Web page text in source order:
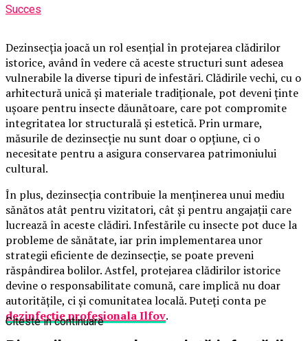
Succes
Dezinsecția joacă un rol esențial în protejarea clădirilor
istorice, având în vedere că aceste structuri sunt adesea
vulnerabile la diverse tipuri de infestări. Clădirile vechi, cu o
arhitectură unică și materiale tradiționale, pot deveni ținte
ușoare pentru insecte dăunătoare, care pot compromite
integritatea lor structurală și estetică. Prin urmare,
măsurile de dezinsecție nu sunt doar o opțiune, ci o
necesitate pentru a asigura conservarea patrimoniului
cultural.
În plus, dezinsecția contribuie la menținerea unui mediu
sănătos atât pentru vizitatori, cât și pentru angajații care
lucrează în aceste clădiri. Infestările cu insecte pot duce la
probleme de sănătate, iar prin implementarea unor
strategii eficiente de dezinsecție, se poate preveni
răspândirea bolilor. Astfel, protejarea clădirilor istorice
devine o responsabilitate comună, care implică nu doar
autoritățile, ci și comunitatea locală. Puteți conta pe
dezinfectie profesionala Ilfov.
Citeste in continuare